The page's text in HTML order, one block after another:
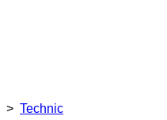
> Technic